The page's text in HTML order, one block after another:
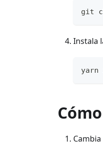
git
Instala